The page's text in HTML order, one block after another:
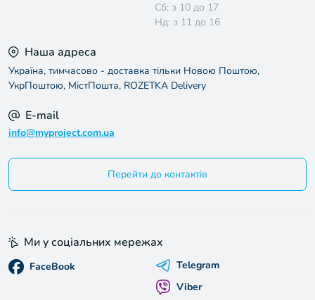
Сб: з 10 до 17
Нд: з 11 до 16
Наша адреса
Україна, тимчасово - доставка тільки Новою Поштою,
УкрПоштою, МістПошта, ROZETKA Delivery
E-mail
info@myproject.com.ua
Перейти до контактів
Ми у соціальних мережах
FaceBook
Telegram
Viber